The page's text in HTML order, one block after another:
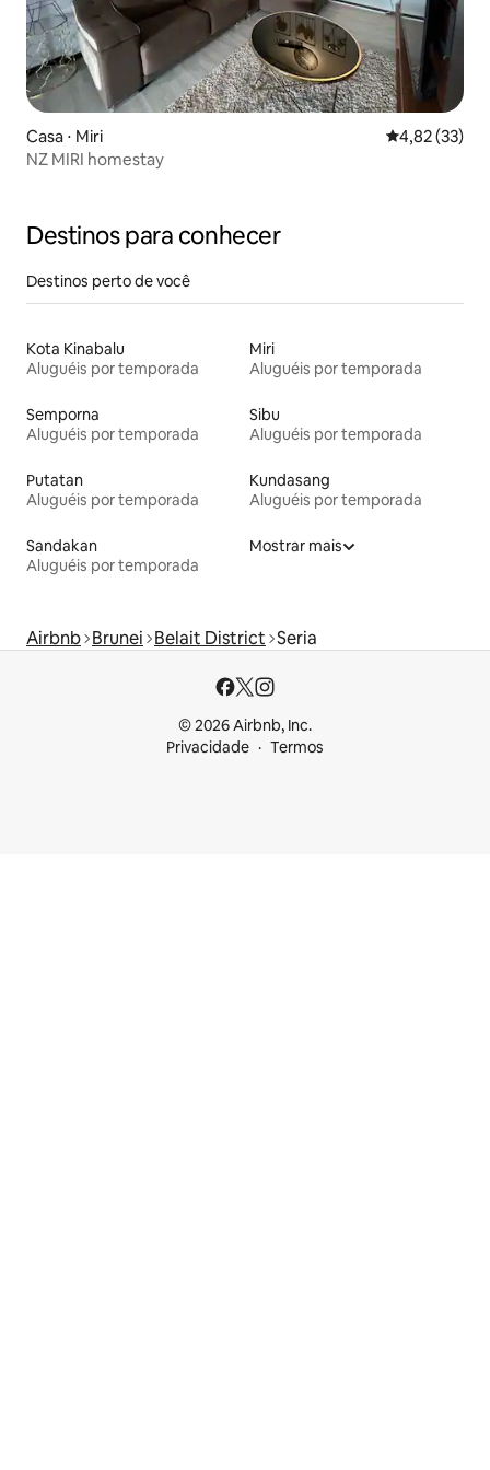
Casa ⋅ Miri 4,82 de uma
4,82 (33)
NZ MIRI homestay
Destinos para conhecer
Destinos perto de você
Kota Kinabalu
Aluguéis por temporada
Miri
Aluguéis por temporada
Semporna
Aluguéis por temporada
Sibu
Aluguéis por temporada
Putatan
Aluguéis por temporada
Kundasang
Aluguéis por temporada
Sandakan
Aluguéis por temporada
Mostrar mais
Airbnb Brunei Belait District Seria
© 2026 Airbnb, Inc.
Privacidade
Termos